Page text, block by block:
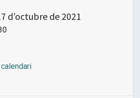
d’octubre de 2021